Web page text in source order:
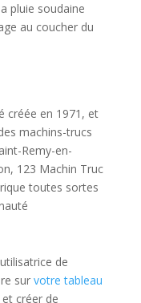
pluie soudaine
au coucher du
créée en 1971, et
machins-trucs
Remy-en-
123 Machin Truc
toutes sortes
de
sur votre tableau
créer de